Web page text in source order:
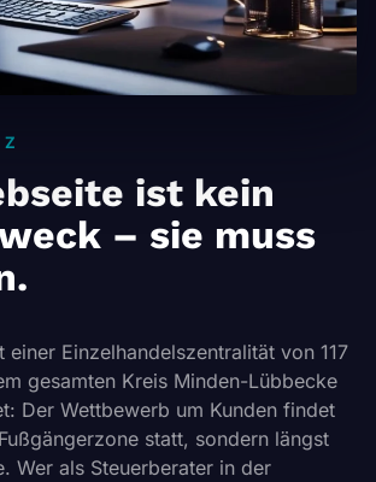
ist kein
– sie muss
einer Einzelhandelszentralität von 117
gesamten Kreis Minden-Lübbecke
Der Wettbewerb um Kunden findet
statt, sondern längst
Wer als Steuerberater in der